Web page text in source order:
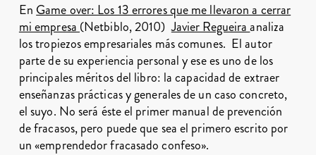
En Game over: Los 13 errores que me llevaron a cerrar
mi empresa (Netbiblo, 2010)Javier Regueiraanaliza
los tropiezos empresariales más comunes. El autor
parte de su experiencia personal y ese es uno de los
principales méritos del libro: la capacidad de extraer
enseñanzas prácticas y generales de un caso concreto,
el suyo. No será éste el primer manual de prevención
de fracasos, pero puede que sea el primero escrito por
un «emprendedor fracasado confeso».